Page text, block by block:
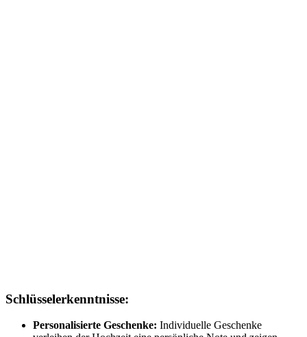
Schlüsselerkenntnisse:
Personalisierte Geschenke: Individuelle Geschenke